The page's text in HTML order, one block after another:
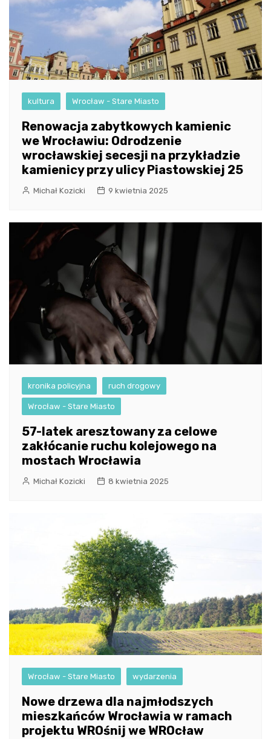
kultura Wrocław - Stare Miasto
Renowacja zabytkowych kamienic
we Wrocławiu: Odrodzenie
wrocławskiej secesji na przykładzie
kamienicy przy ulicy Piastowskiej 25
Michał Kozicki 9 kwietnia 2025
kronika policyjna ruch drogowy
Wrocław - Stare Miasto
57-latek aresztowany za celowe
zakłócanie ruchu kolejowego na
mostach Wrocławia
Michał Kozicki 8 kwietnia 2025
Wrocław - Stare Miasto wydarzenia
Nowe drzewa dla najmłodszych
mieszkańców Wrocławia w ramach
projektu WROśnij we WROcław